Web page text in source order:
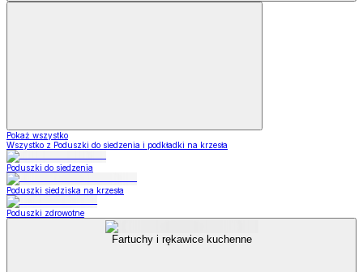
Pokaż wszystko
Wszystko z Poduszki do siedzenia i podkładki na krzesła
Poduszki do siedzenia
Poduszki siedziska na krzesła
Poduszki zdrowotne
Fartuchy i rękawice kuchenne